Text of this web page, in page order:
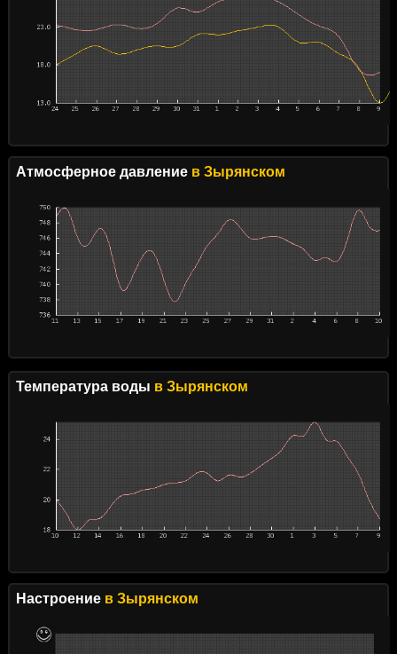
Атмосферное давлениев Зырянском
Температура воды в Зырянском
Настроениев Зырянском